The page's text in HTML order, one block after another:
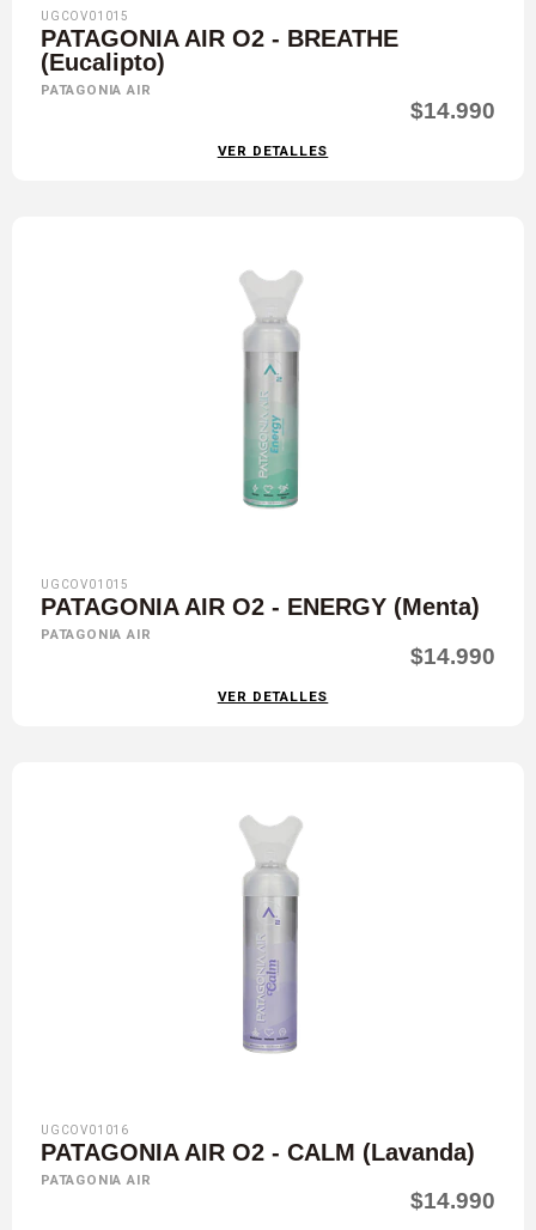
UGCOV01015
PATAGONIA AIR O2 - BREATHE
(Eucalipto)
PATAGONIA AIR
$14.990
VER DETALLES
UGCOV01015
PATAGONIA AIR O2 - ENERGY (Menta)
PATAGONIA AIR
$14.990
VER DETALLES
UGCOV01016
PATAGONIA AIR O2 - CALM (Lavanda)
PATAGONIA AIR
$14.990